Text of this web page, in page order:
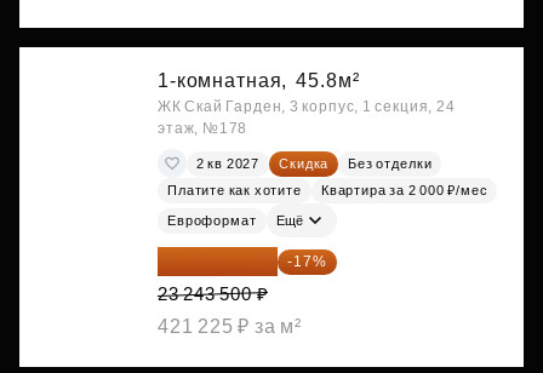
1-комнатная, 45.8м²
ЖК Скай Гарден, 3 корпус, 1 секция, 24
этаж, №178
2 кв 2027 Скидка
Без отделки
Платите как хотите
Квартира за 2 000 ₽/мес
Евроформат Ещё
19 292 105 ₽ -17%
23 243 500 ₽
421 225 ₽ за м²